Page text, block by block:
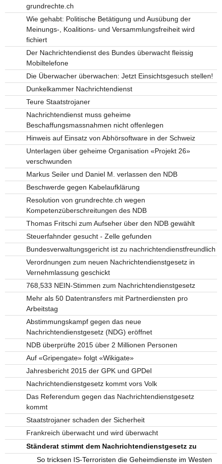
grundrechte.ch
Wie gehabt: Politische Betätigung und Ausübung der
Meinungs-, Koalitions- und Versammlungsfreiheit wird
fichiert
Der Nachrichtendienst des Bundes überwacht fleissig
Mobiltelefone
Die Überwacher überwachen: Jetzt Einsichtsgesuch stellen!
Dunkelkammer Nachrichtendienst
Teure Staatstrojaner
Nachrichtendienst muss geheime
Beschaffungsmassnahmen nicht offenlegen
Hinweis auf Einsatz von Abhörsoftware in der Schweiz
Unterlagen über geheime Organisation «Projekt 26»
verschwunden
Markus Seiler und Daniel M. verlassen den NDB
Beschwerde gegen Kabelaufklärung
Resolution von grundrechte.ch wegen
Kompetenzüberschreitungen des NDB
Thomas Fritschi zum Aufseher über den NDB gewählt
Steuerfahnder gesucht - Zelle gefunden
Bundesverwaltungsgericht ist zu nachrichtendienstfreundlich
Verordnungen zum neuen Nachrichtendienstgesetz in
Vernehmlassung geschickt
768,533 NEIN-Stimmen zum Nachrichtendienstgesetz
Mehr als 50 Datentransfers mit Partnerdiensten pro
Arbeitstag
Abstimmungskampf gegen das neue
Nachrichtendienstgesetz (NDG) eröffnet
NDB überprüfte 2015 über 2 Millionen Personen
Auf «Gripengate» folgt «Wikigate»
Jahresbericht 2015 der GPK und GPDel
Nachrichtendienstgesetz kommt vors Volk
Das Referendum gegen das Nachrichtendienstgesetz
kommt
Staatstrojaner schaden der Sicherheit
Frankreich überwacht und wird überwacht
Ständerat stimmt dem Nachrichtendienstgesetz zu
So tricksen IS-Terroristen die Geheimdienste im Westen